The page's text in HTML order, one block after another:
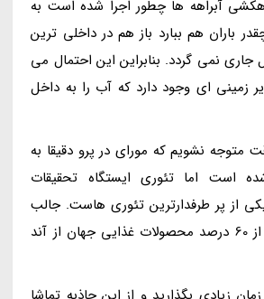
آبراهه ها چطور اجرا شده است به
باران هم ببارد باز هم در داخلی ترین
نمی گردد. بنابراین این احتمال می
زمینی ای وجود دارد که آب را به داخل
نشویم که مورای در پرو دقیقا به
است اما تئوری ایستگاه تحقیقات
از پر طرفدارترین تئوری هاست. جالب
این که بدانید بشتر از 60 درصد محصولات غذایی جهان از آند